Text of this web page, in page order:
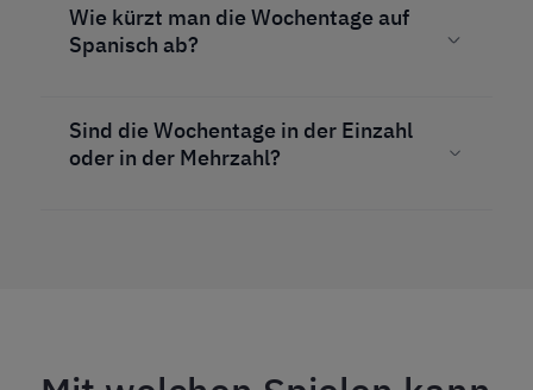
Wie kürzt man die Wochentage auf
Spanisch ab?
Sind die Wochentage in der Einzahl
oder in der Mehrzahl?